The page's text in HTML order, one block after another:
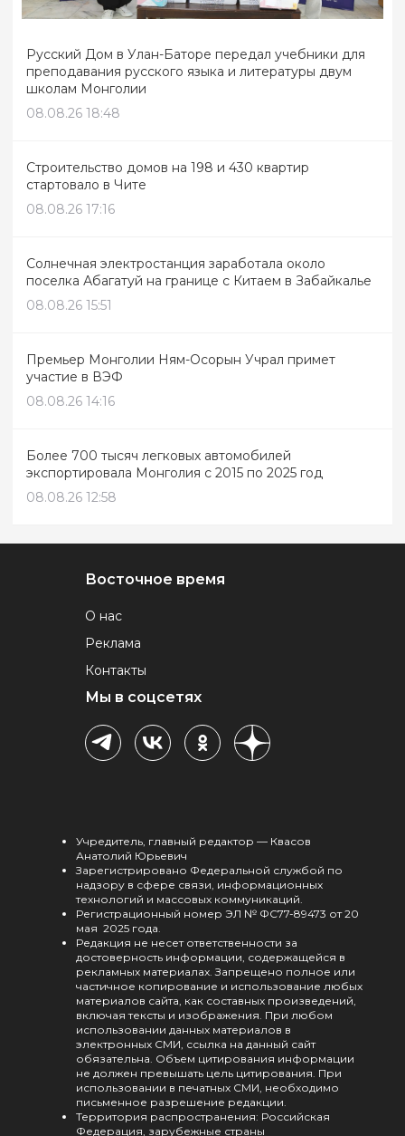
Русский Дом в Улан-Баторе передал учебники для
преподавания русского языка и литературы двум
школам Монголии
08.08.26 18:48
Строительство домов на 198 и 430 квартир
стартовало в Чите
08.08.26 17:16
Солнечная электростанция заработала около
поселка Абагатуй на границе с Китаем в Забайкалье
08.08.26 15:51
Премьер Монголии Ням-Осорын Учрал примет
участие в ВЭФ
08.08.26 14:16
Более 700 тысяч легковых автомобилей
экспортировала Монголия с 2015 по 2025 год
08.08.26 12:58
Восточное время
О нас
Реклама
Контакты
Мы в соцсетях
Учредитель, главный редактор — Квасов
Анатолий Юрьевич
Зарегистрировано Федеральной службой по
надзору в сфере связи, информационных
технологий и массовых коммуникаций.
Регистрационный номер ЭЛ № ФС77-89473 от 20
мая 2025 года.
Редакция не несет ответственности за
достоверность информации, содержащейся в
рекламных материалах. Запрещено полное или
частичное копирование и использование любых
материалов сайта, как составных произведений,
включая тексты и изображения. При любом
использовании данных материалов в
электронных СМИ, ссылка на данный сайт
обязательна. Объем цитирования информации
не должен превышать цель цитирования. При
использовании в печатных СМИ, необходимо
письменное разрешение редакции.
Территория распространения: Российская
Федерация, зарубежные страны